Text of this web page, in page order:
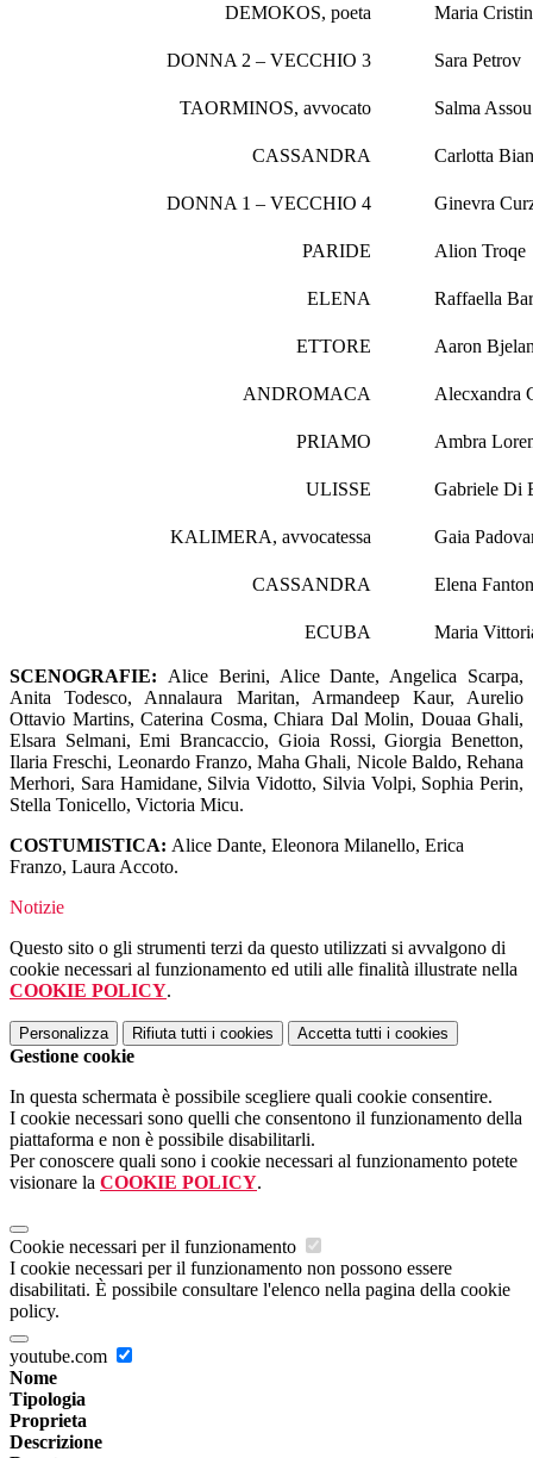
DEMOKOS, poeta Maria
DONNA 2 – VECCHIO 3 Sara Petrov
TAORMINOS, avvocato Salma Assou
CASSANDRA Carlotta
DONNA 1 – VECCHIO 4 Ginevra
PARIDE Alion Troqe
ELENA Raffaella
ETTORE Aaron
ANDROMACA Alecxandra
PRIAMO Ambra
ULISSE Gabriele Di
KALIMERA, avvocatessa Gaia
CASSANDRA Elena
ECUBA Maria
SCENOGRAFIE: Alice Berini, Alice Dante, Angelica Scarpa,
Anita Todesco, Annalaura Maritan, Armandeep Kaur, Aurelio
Ottavio Martins, Caterina Cosma, Chiara Dal Molin, Douaa Ghali,
Elsara Selmani, Emi Brancaccio, Gioia Rossi, Giorgia Benetton,
Ilaria Freschi, Leonardo Franzo, Maha Ghali, Nicole Baldo, Rehana
Merhori, Sara Hamidane, Silvia Vidotto, Silvia Volpi, Sophia Perin,
Stella Tonicello, Victoria Micu.
COSTUMISTICA: Alice Dante, Eleonora Milanello, Erica
Franzo, Laura Accoto.
Notizie
Questo sito o gli strumenti terzi da questo utilizzati si avvalgono di
cookie necessari al funzionamento ed utili alle finalità illustrate nella
COOKIE POLICY.
Personalizza Rifiuta tutti i cookies Accetta tutti i cookies
Gestione cookie
In questa schermata è possibile scegliere quali cookie consentire.
I cookie necessari sono quelli che consentono il funzionamento della
piattaforma e non è possibile disabilitarli.
Per conoscere quali sono i cookie necessari al funzionamento potete
visionare la COOKIE POLICY.
Cookie necessari per il funzionamento
I cookie necessari per il funzionamento non possono essere
disabilitati. È possibile consultare l'elenco nella pagina della cookie
policy.
youtube.com
Nome
Tipologia
Proprieta
Descrizione